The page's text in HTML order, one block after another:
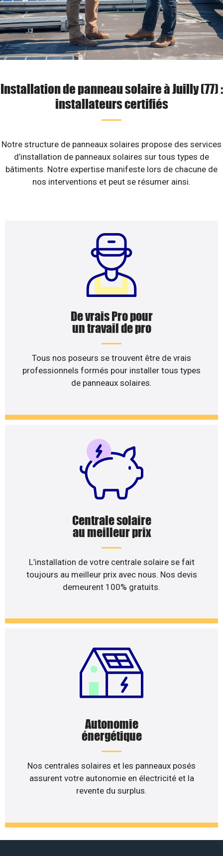
Installation de panneau solaire à Juilly (77) :
installateurs certifiés
Notre structure de panneaux solaires propose des services
d’installation de panneaux solaires sur tous types de
bâtiments. Notre expertise manifeste lors de chacune de
nos interventions et peut se résumer ainsi.
De vrais Pro pour
un travail de pro
Tous nos poseurs se trouvent être de vrais
professionnels formés pour installer tous types
de panneaux solaires.
Centrale solaire
au meilleur prix
L’installation de votre centrale solaire se fait
toujours au meilleur prix avec nous. Nos devis
demeurent 100% gratuits.
Autonomie
énergétique
Nos centrales solaires et les panneaux posés
assurent votre autonomie en électricité et la
revente du surplus.